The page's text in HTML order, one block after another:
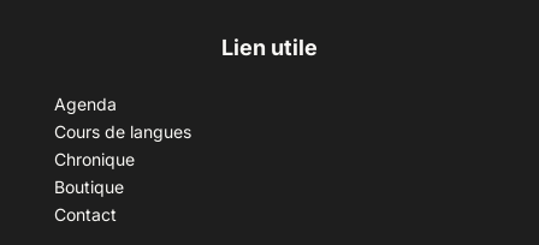
Lien utile
Agenda
Cours de langues
Chronique
Boutique
Contact